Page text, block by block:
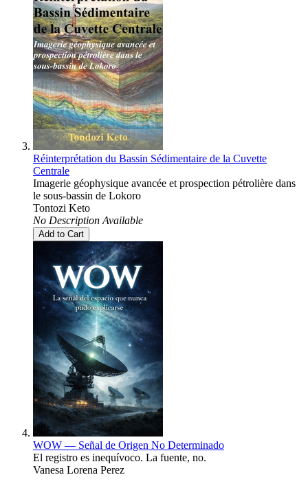
Réinterprétation du Bassin Sédimentaire de la Cuvette
Centrale
Imagerie géophysique avancée et prospection pétrolière dans
le sous-bassin de Lokoro
Tontozi Keto
No Description Available
Add to Cart
WOW — Señal de Origen No Determinado
El registro es inequívoco. La fuente, no.
Vanesa Lorena Perez